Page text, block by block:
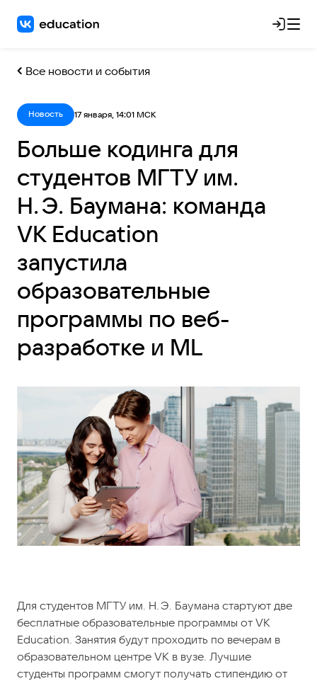
Все новости и события
Новость 17 января, 14:01 МСК
Больше кодинга для
студентов МГТУ им.
Н. Э. Баумана: команда
VK Education
запустила
образовательные
программы по веб-
разработке и ML
Для студентов МГТУ им. Н. Э. Баумана стартуют две
бесплатные образовательные программы от VK
Education. Занятия будут проходить по вечерам в
образовательном центре VK в вузе. Лучшие
студенты программ смогут получать стипендию от